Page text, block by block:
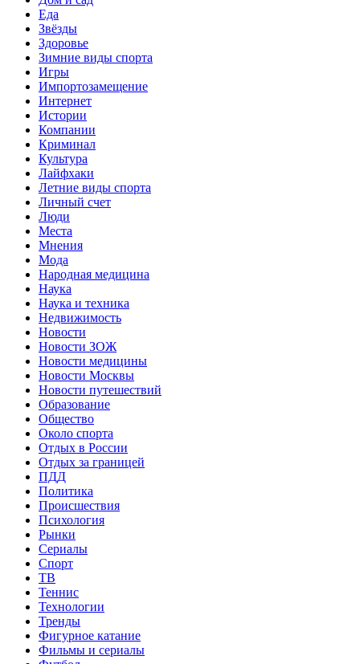
Еда
Звёзды
Здоровье
Зимние виды спорта
Игры
Импортозамещение
Интернет
Истории
Компании
Криминал
Культура
Лайфхаки
Летние виды спорта
Личный счет
Люди
Места
Мнения
Мода
Народная медицина
Наука
Наука и техника
Недвижимость
Новости
Новости ЗОЖ
Новости медицины
Новости Москвы
Новости путешествий
Образование
Общество
Около спорта
Отдых в России
Отдых за границей
ПДД
Политика
Происшествия
Психология
Рынки
Сериалы
Спорт
ТВ
Теннис
Технологии
Тренды
Фигурное катание
Фильмы и сериалы